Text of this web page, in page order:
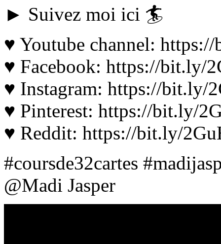
► Suivez moi ici 🏄
♥ Youtube channel:
♥ Facebook: https://bit.ly/
♥ Instagram: https://bit.ly/
♥ Pinterest: https://bit.ly/
♥ Reddit: https://bit.ly/
#coursde32cartes
@Madi Jasper